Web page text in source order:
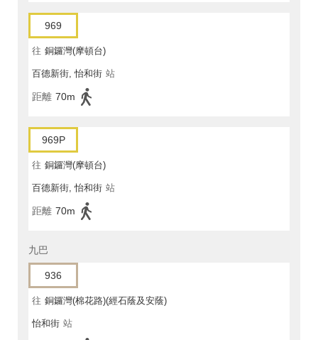
969
往 銅鑼灣(摩頓台)
百德新街, 怡和街 站
距離 70m
969P
往 銅鑼灣(摩頓台)
百德新街, 怡和街 站
距離 70m
九巴
936
往 銅鑼灣(棉花路)(經石蔭及安蔭)
怡和街 站